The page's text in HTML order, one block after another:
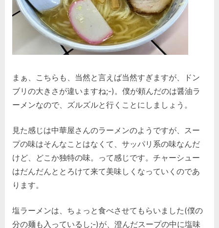
まぁ、こちらも、当然と言えば当然すぎますが、ドン
ブリの大きさが違いますね;-)。僕が頼んだのは醤油ラ
ーメンなので、ズルズルと行くことにしましょう。
見た感じは中華屋さんのラーメンのようですが、スー
プの味はそんなことはなくて、サッパリ系の味なんだ
けど、どこか独特の味。って感じです。チャーシュー
はだんだんととろけて来て美味しくなっていくのであ
ります。
塩ラーメンは、ちょっと食べさせてもらいました(僕の
分の麺も入っているし;-)が、澄んだスープの中に塩味